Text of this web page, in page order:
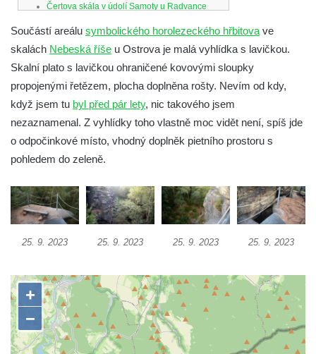
Čertova skála v údolí Samoty u Radvance
Skalní branka pod rozhlednou Čáp v
Teplických skalách
Schodiště pod rozhlednou Čáp v Teplických
skalách
Vyhlídka Lokomotiva v Teplických skalách
Kamenná brána v Broumovských stěnách
Koruna v Broumovských stěnách
Skalní útvar Čertovo sedlo v Broumovských
Kamenná ZOO – Želva II.
Kamenná ZOO – Želva I.
Kamenná ZOO – Velbloud
Kamenná ZOO – Kačenka
Součástí areálu symbolického horolezeckého hřbitova ve
skalách Nebeská říše u Ostrova je malá vyhlídka s lavičkou.
Skalní plato s lavičkou ohraničené kovovými sloupky
propojenými řetězem, plocha doplněna rošty. Nevím od kdy,
když jsem tu byl před pár lety, nic takového jsem
nezaznamenal. Z vyhlídky toho vlastně moc vidět není, spíš jde
o odpočinkové místo, vhodný doplněk pietního prostoru s
pohledem do zeleně.
25. 9. 2023 25. 9. 2023 25. 9. 2023 25. 9. 2023